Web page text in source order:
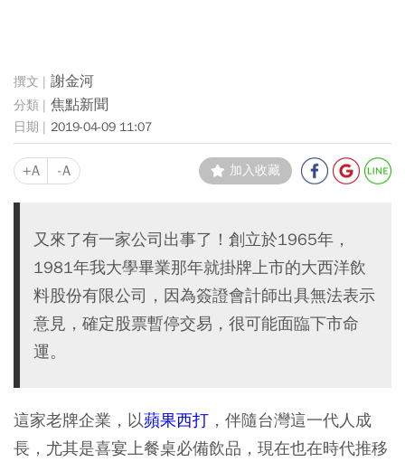
謝金河
焦點新聞
2019-04-09 11:07
+A -A 加入收藏
又來了有一家公司出事了！創立於1965年，
1981年我大學畢業那年就掛牌上市的大西洋飲
料股份有限公司，因為簽證會計師出具無法表示
意見，確定股票暫停交易，很可能面臨下市命
運。
這家老牌企業，以蘋果西打 ，伴隨台灣這一代人成
長，尤其是喜宴上餐桌必備飲品，現在也在時代推移